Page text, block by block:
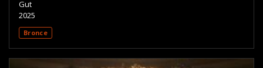
Gut
2025
Bronce